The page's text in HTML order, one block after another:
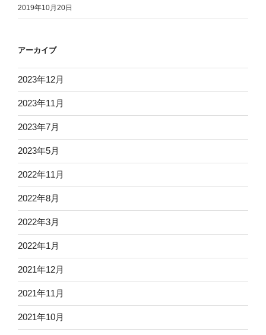
2019年10月20日
アーカイブ
2023年12月
2023年11月
2023年7月
2023年5月
2022年11月
2022年8月
2022年3月
2022年1月
2021年12月
2021年11月
2021年10月